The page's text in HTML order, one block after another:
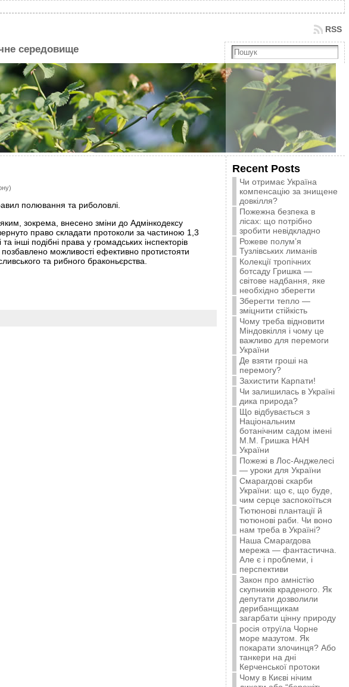
середовище
RSS
полювання та риболовлі.
зокрема, внесено зміни до Адмінкодексу
право складати протоколи за частиною 1,3
інші подібні права у громадських інспекторів
можливості ефективно протистояти
та рибного браконьєрства.
Recent Posts
Чи отримає Україна
компенсацію за знищене
довкілля?
Пожежна безпека в
лісах: що потрібно
зробити невідкладно
Рожеве полум’я
Тузлівських лиманів
Колекції тропічних
ботсаду Гришка —
світове надбання, яке
необхідно зберегти
Зберегти тепло —
зміцнити стійкість
Чому треба відновити
Міндовкілля і чому це
важливо для перемоги
України
Де взяти гроші на
перемогу?
Захистити Карпати!
Чи залишилась в Україні
дика природа?
Що відбувається з
Національним
ботанічним садом імені
М.М. Гришка НАН
України
Пожежі в Лос-Анджелесі
— уроки для України
Смарагдові скарби
України: що є, що буде,
чим серце заспокоїться
Тютюнові плантації й
тютюнові раби. Чи воно
нам треба в Україні?
Наша Смарагдова
мережа — фантастична.
Але є і проблеми, і
перспективи
Закон про амністію
скупників краденого. Як
депутати дозволили
дерибанщикам
загарбати цінну природу
росія отруїла Чорне
море мазутом. Як
покарати злочинця? Або
танкери на дні
Керченської протоки
Чому в Києві нічим